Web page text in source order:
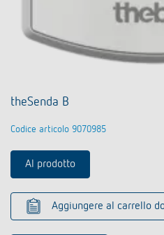
theSenda B
Codice articolo 9070985
Al prodotto
Aggiungere al carrello